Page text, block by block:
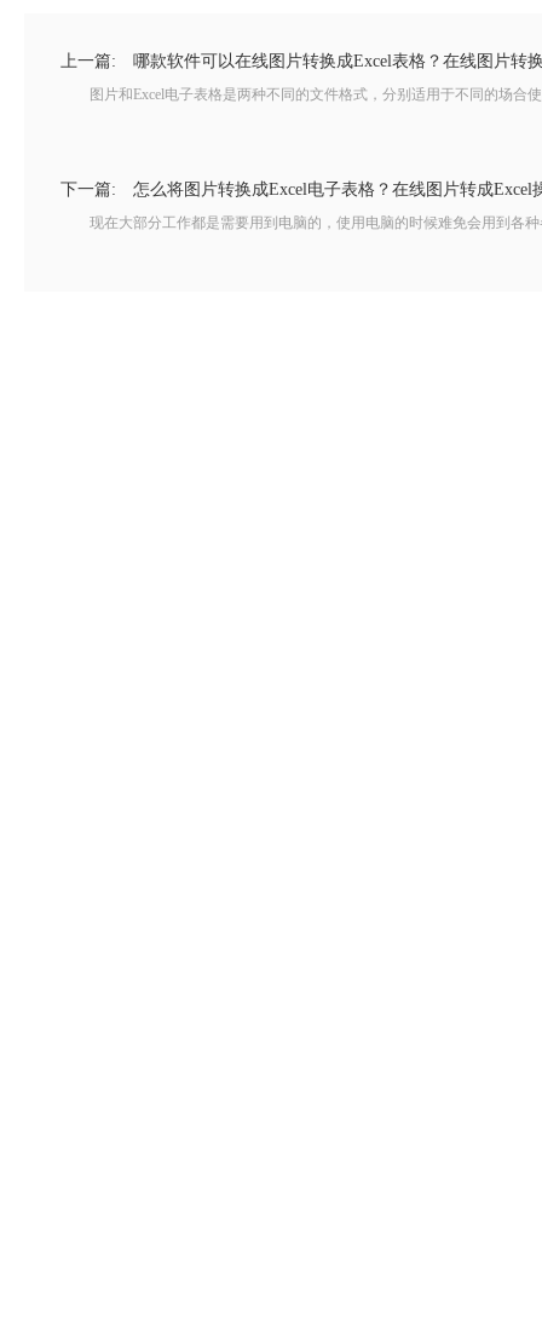
上一篇: 哪款软件可以在线图片转换成Excel表格？在线图片转
图片和Excel电子表格是两种不同的文件格式，分别适用于不同的场合
下一篇: 怎么将图片转换成Excel电子表格？在线图片转成Excel
现在大部分工作都是需要用到电脑的，使用电脑的时候难免会用到各种